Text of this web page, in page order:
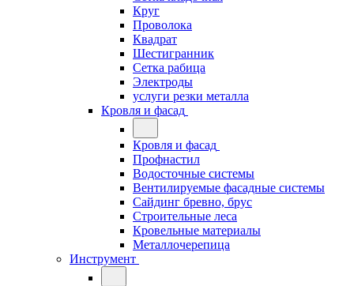
Круг
Проволока
Квадрат
Шестигранник
Сетка рабица
Электроды
услуги резки металла
Кровля и фасад
Кровля и фасад
Профнастил
Водосточные системы
Вентилируемые фасадные системы
Сайдинг бревно, брус
Строительные леса
Кровельные материалы
Металлочерепица
Инструмент